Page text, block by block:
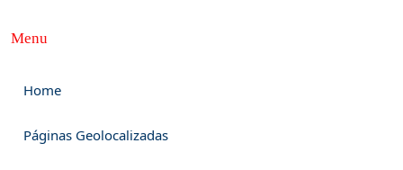
Menu
Home
Páginas Geolocalizadas